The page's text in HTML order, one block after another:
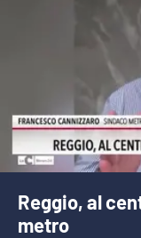
Reggio, al
metro